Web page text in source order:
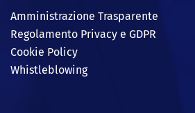
Amministrazione Trasparente
Regolamento Privacy e GDPR
Cookie Policy
Whistleblowing